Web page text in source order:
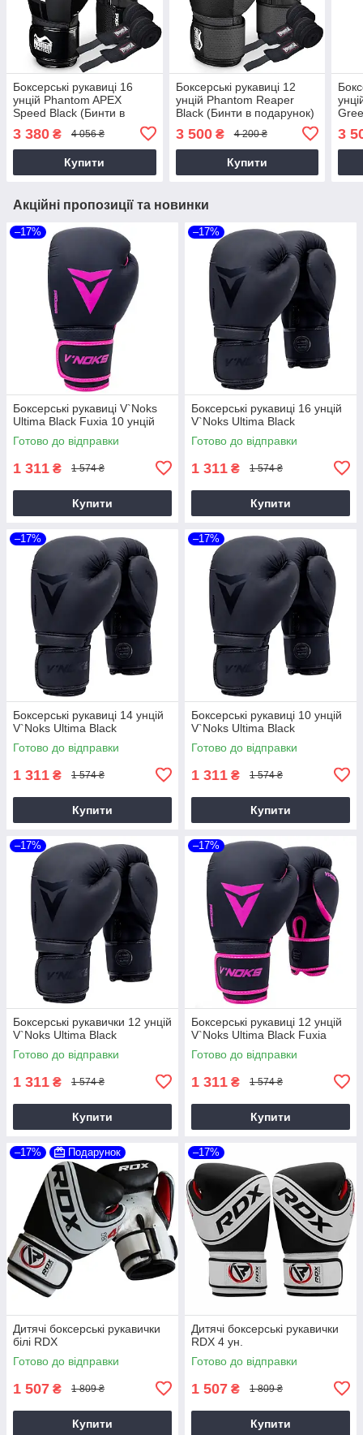
Боксерські рукавиці 16
унцій Phantom APEX
Speed Black (Бинти в
подарунок) / Перчатки для
єдиноборств
3 380 ₴ 4 056 ₴
Купити
Боксерські рукавиці 12
унцій Phantom Reaper
Black (Бинти в подарунок)
єдиноборств
3 500₴ 4 200 ₴
Купити
3
Акційні пропозиції та новинки
–17%
Боксерські рукавиці V`Noks
Ultima Black Fuxia 10 унцій
Готово до відправки
1 311 ₴ 1 574 ₴
Купити
–17%
Боксерські рукавиці 16 унцій
V`Noks Ultima Black
Готово до відправки
1 311 ₴ 1 574 ₴
Купити
–17%
Боксерські рукавиці 14 унцій
V`Noks Ultima Black
Готово до відправки
1 311 ₴ 1 574 ₴
Купити
–17%
Боксерські рукавиці 10 унцій
V`Noks Ultima Black
Готово до відправки
1 311 ₴ 1 574 ₴
Купити
–17%
Боксерські рукавички 12 унцій
V`Noks Ultima Black
Готово до відправки
1 311 ₴ 1 574 ₴
Купити
–17%
Боксерські рукавиці 12 унцій
V`Noks Ultima Black Fuxia
Готово до відправки
1 311 ₴ 1 574 ₴
Купити
–17% Подарунок
Дитячі боксерські рукавички
білі RDX
Готово до відправки
1 507 ₴ 1 809 ₴
Купити
–17%
Дитячі боксерські рукавички
RDX 4 ун.
Готово до відправки
1 507 ₴ 1 809 ₴
Купити